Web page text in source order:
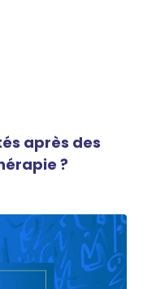
après des
?